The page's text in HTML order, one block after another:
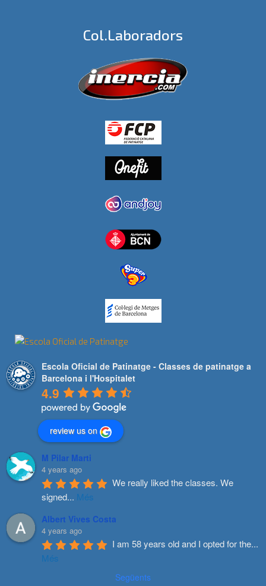
Col.laboradors
Escola Oficial de Patinatge - Classes de patinatge a
Barcelona i l'Hospitalet
4.9
review us on
M Pilar Marti
4 years ago
We really liked the classes. We
signed... Més
Albert Vives Costa
4 years ago
I am 58 years old and I opted for the...
Més
Següents